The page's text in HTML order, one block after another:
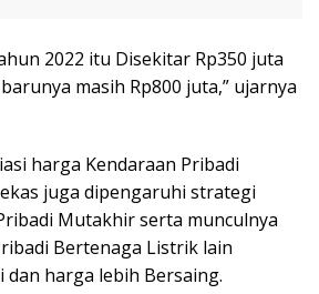
2022 itu Disekitar Rp350 juta
masih Rp800 juta,” ujarnya
harga Kendaraan Pribadi
juga dipengaruhi strategi
Mutakhir serta munculnya
Bertenaga Listrik lain
dan harga lebih Bersaing.